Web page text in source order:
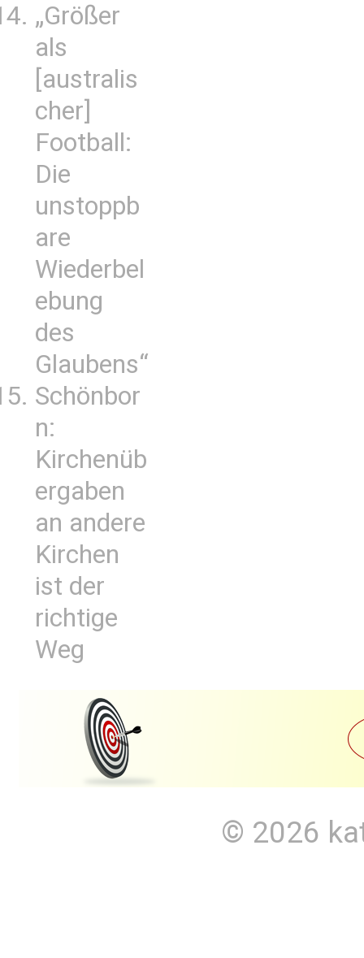
„Größer
als
[australis
cher]
Football:
Die
unstoppb
are
Wiederbel
ebung
des
Glaubens“
Schönbor
n:
Kirchenüb
ergaben
an andere
Kirchen
ist der
richtige
Weg
© 2026